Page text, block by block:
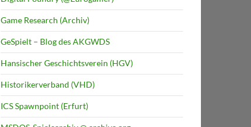
Game Research (Archiv)
GeSpielt – Blog des AKGWDS
Hansischer Geschichtsverein (HGV)
Historikerverband (VHD)
ICS Spawnpoint (Erfurt)